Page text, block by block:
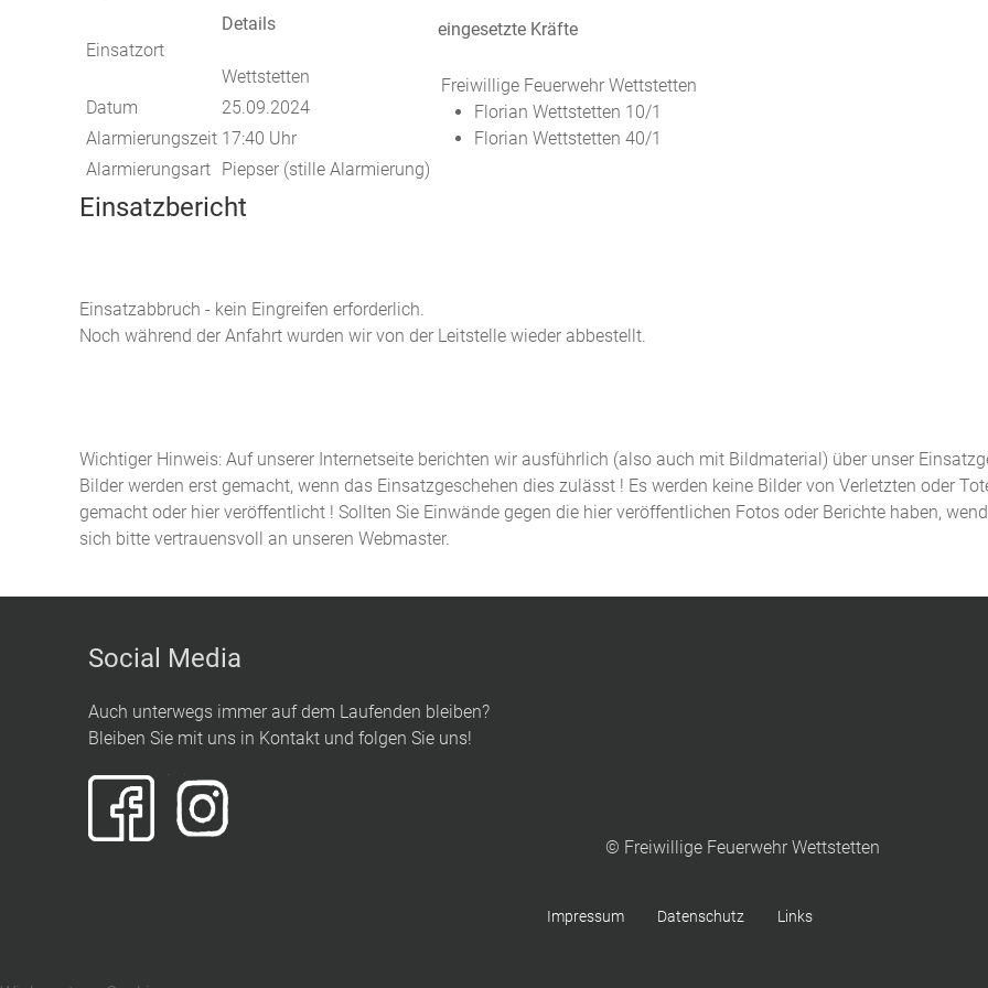
Einsatzort
Details
Wettstetten
Datum
25.09.2024
Alarmierungszeit 17:40 Uhr
Alarmierungsart Piepser (stille Alarmierung)
eingesetzte Kräfte
Freiwillige Feuerwehr Wettstetten
Florian Wettstetten 10/1
Florian Wettstetten 40/1
Einsatzbericht
Einsatzabbruch - kein Eingreifen erforderlich.
Noch während der Anfahrt wurden wir von der Leitstelle wieder abbestellt.
Wichtiger Hinweis: Auf unserer Internetseite berichten wir ausführlich (also auch mit Bildmaterial) über unser
Bilder werden erst gemacht, wenn das Einsatzgeschehen dies zulässt ! Es werden keine Bilder von Verletzten oder
gemacht oder hier veröffentlicht ! Sollten Sie Einwände gegen die hier veröffentlichen Fotos oder Berichte haben,
sich bitte vertrauensvoll an unseren Webmaster.
Social Media
Auch unterwegs immer auf dem Laufenden bleiben?
Bleiben Sie mit uns in Kontakt und folgen Sie uns!
© Freiwillige Feuerwehr Wettstetten
Impressum Datenschutz Links